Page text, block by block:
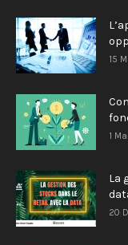
15
1
La
20